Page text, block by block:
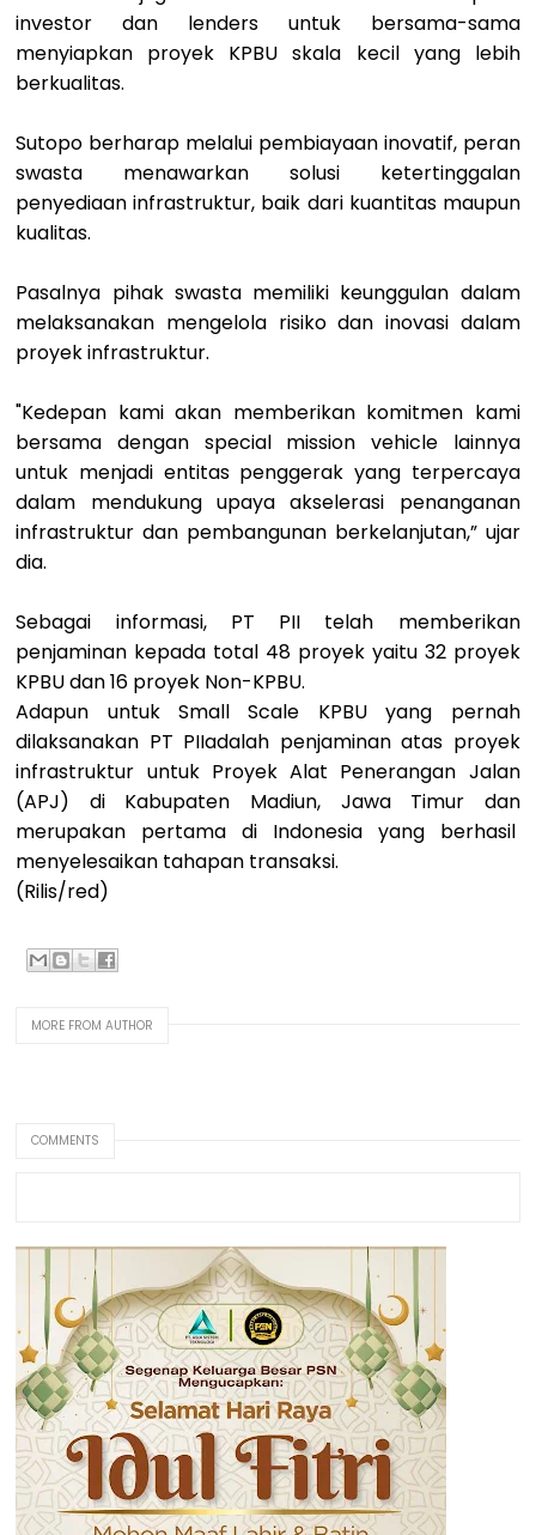
investor dan lenders untuk bersama-sama
menyiapkan proyek KPBU skala kecil yang lebih
berkualitas.
Sutopo berharap melalui pembiayaan inovatif, peran
swasta menawarkan solusi ketertinggalan
penyediaan infrastruktur, baik dari kuantitas maupun
kualitas.
Pasalnya pihak swasta memiliki keunggulan dalam
melaksanakan mengelola risiko dan inovasi dalam
proyek infrastruktur.
"Kedepan kami akan memberikan komitmen kami
bersama dengan special mission vehicle lainnya
untuk menjadi entitas penggerak yang terpercaya
dalam mendukung upaya akselerasi penanganan
infrastruktur dan pembangunan berkelanjutan,” ujar
dia.
Sebagai informasi, PT PII telah memberikan
penjaminan kepada total 48 proyek yaitu 32 proyek
KPBU dan 16 proyek Non-KPBU.
Adapun untuk Small Scale KPBU yang pernah
dilaksanakan PT PIIadalah penjaminan atas proyek
infrastruktur untuk Proyek Alat Penerangan Jalan
(APJ) di Kabupaten Madiun, Jawa Timur dan
merupakan pertama di Indonesia yang berhasil
menyelesaikan tahapan transaksi.
(Rilis/red)
MORE FROM AUTHOR
COMMENTS